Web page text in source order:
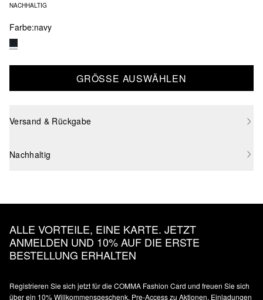
NACHHALTIG
Farbe:navy
GRÖSSE AUSWÄHLEN
Versand & Rückgabe
Nachhaltig
ALLE VORTEILE, EINE KARTE. JETZT
ANMELDEN UND 10% AUF DIE ERSTE
BESTELLUNG ERHALTEN
Registrieren Sie sich jetzt für die COMMA Fashion Card und freuen Sie sich
über ein 10% Willkommensgeschenk, Pre-Access zu Aktionen, Einladungen